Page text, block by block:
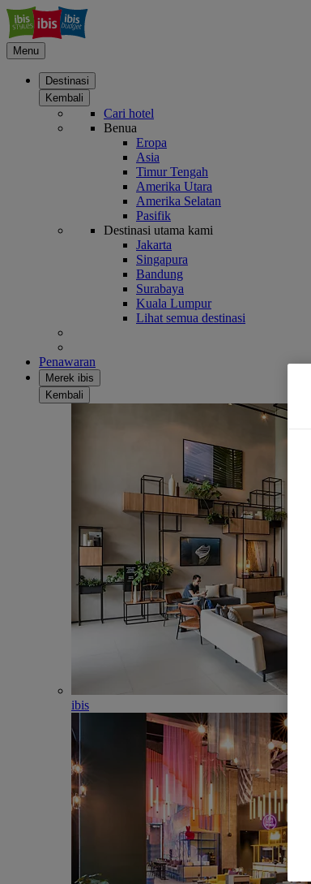
Menu
Destinasi
Kembali
Cari hotel
Benua
Eropa
Asia
Timur Tengah
Amerika Utara
Amerika Selatan
Pasifik
Destinasi utama kami
Jakarta
Singapura
Bandung
Surabaya
Kuala Lumpur
Lihat semua destinasi
Penawaran
Merek ibis
Kembali
ibis